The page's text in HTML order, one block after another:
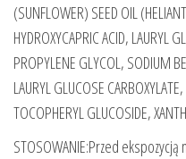
(SUNFLOWER) SEED OIL
HYDROXYCAPRIC ACID, LAURYL
PROPYLENE GLYCOL, SODIUM
LAURYL GLUCOSE
TOCOPHERYL GLUCOSIDE,
STOSOWANIE:Przed